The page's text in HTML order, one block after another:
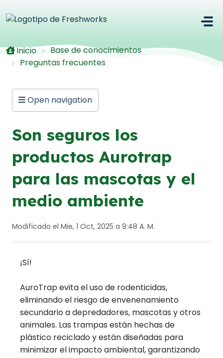
Inicio
Base de conocimientos
Preguntas frecuentes
Open navigation
Son seguros los
productos Aurotrap
para las mascotas y el
medio ambiente
Modificado el Mie, 1 Oct, 2025 a 9:48 A. M.
¡Sí!
AuroTrap evita el uso de rodenticidas,
eliminando el riesgo de envenenamiento
secundario a depredadores, mascotas y otros
animales. Las trampas están hechas de
plástico reciclado y están diseñadas para
minimizar el impacto ambiental, garantizando